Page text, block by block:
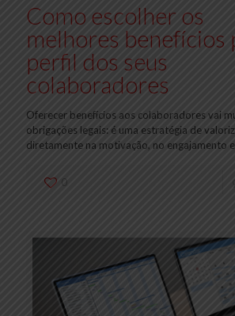
Como escolher os
melhores benefícios
perfil dos seus
colaboradores
Oferecer benefícios aos colaboradores vai
obrigações legais: é uma estratégia de
diretamente na motivação, no engajamento
0